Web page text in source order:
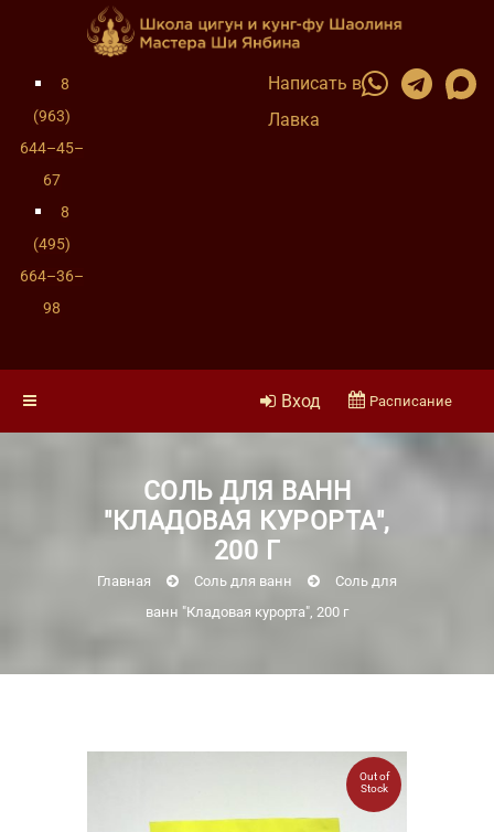
8
(963)
644–45–
67
8
(495)
664–36–
98
Написать в
Лавка
Вход Расписание
СОЛЬ ДЛЯ ВАНН
"КЛАДОВАЯ КУРОРТА",
200 Г
Главная Соль для ванн
Соль для
ванн "Кладовая курорта", 200 г
Out of
Stock